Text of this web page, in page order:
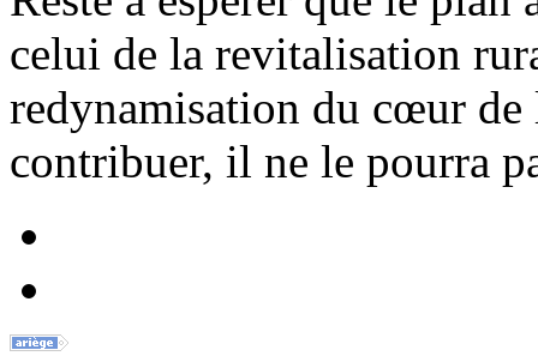
celui de la revitalisation
redynamisation du cœur
contribuer, il ne le pourra